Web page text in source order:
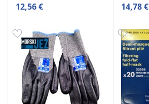
12,56 € 14,78 €